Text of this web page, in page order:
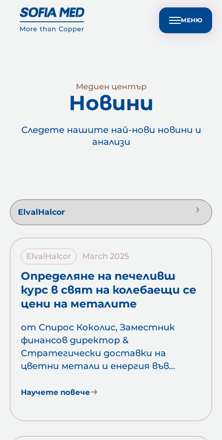
МЕНЮ
Техническа поддръжка за клиенти EN
Устойчивост Медиен център Контакти
Новини
Медиен център
Следете нашите най-нови новини и
анализи
ElvalHalcor March 2025
Определяне на печеливш
курс в свят на колебаещи се
цени на металите
от Спирос Коколис, Заместник
финансов директор &
Стратегически доставки на
цветни метали и енергия във
предишния брой, ще обясним
както и подобни производители на
Научете повече